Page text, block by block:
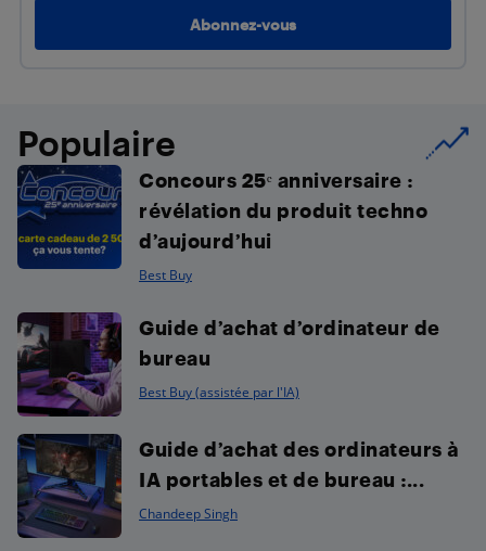
Populaire
Concours 25ᵉ anniversaire :
révélation du produit techno
d’aujourd’hui
Best Buy
Guide d’achat d’ordinateur de
bureau
Best Buy (assistée par l'IA)
Guide d’achat des ordinateurs à
IA portables et de bureau :...
Chandeep Singh